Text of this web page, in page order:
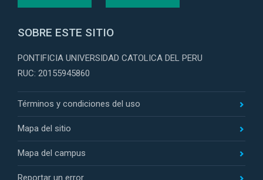
SOBRE ESTE SITIO
PONTIFICIA UNIVERSIDAD CATOLICA DEL PERU
RUC: 20155945860
Términos y condiciones del uso
Mapa del sitio
Mapa del campus
Reportar un error